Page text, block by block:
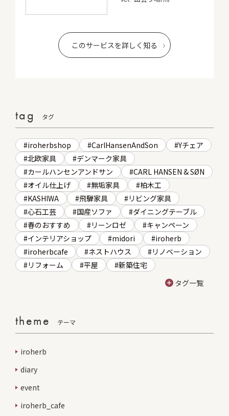
このサービスを詳しく知る
tag タグ
iroherbshop CarlHansenAndSon
Yチェア
北欧家具
デンマーク家具
カールハンセンアンドサン
CARL HANSEN & SØN
オイル仕上げ
無垢家具
柏木工
KASHIWA
飛騨家具
リビング家具
心石工芸
国産ソファ
ダイニングテーブル
春のおすすめ
リーンロゼ
キャンペーン
インテリアショップ
midori
iroherb
iroherbcafe
ネストハウス
リノベーション
リフォーム
平屋
新築住宅
タグ一覧
theme テーマ
iroherb
diary
event
iroherb_cafe